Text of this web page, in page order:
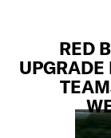
RED
PGRADE
EAMS